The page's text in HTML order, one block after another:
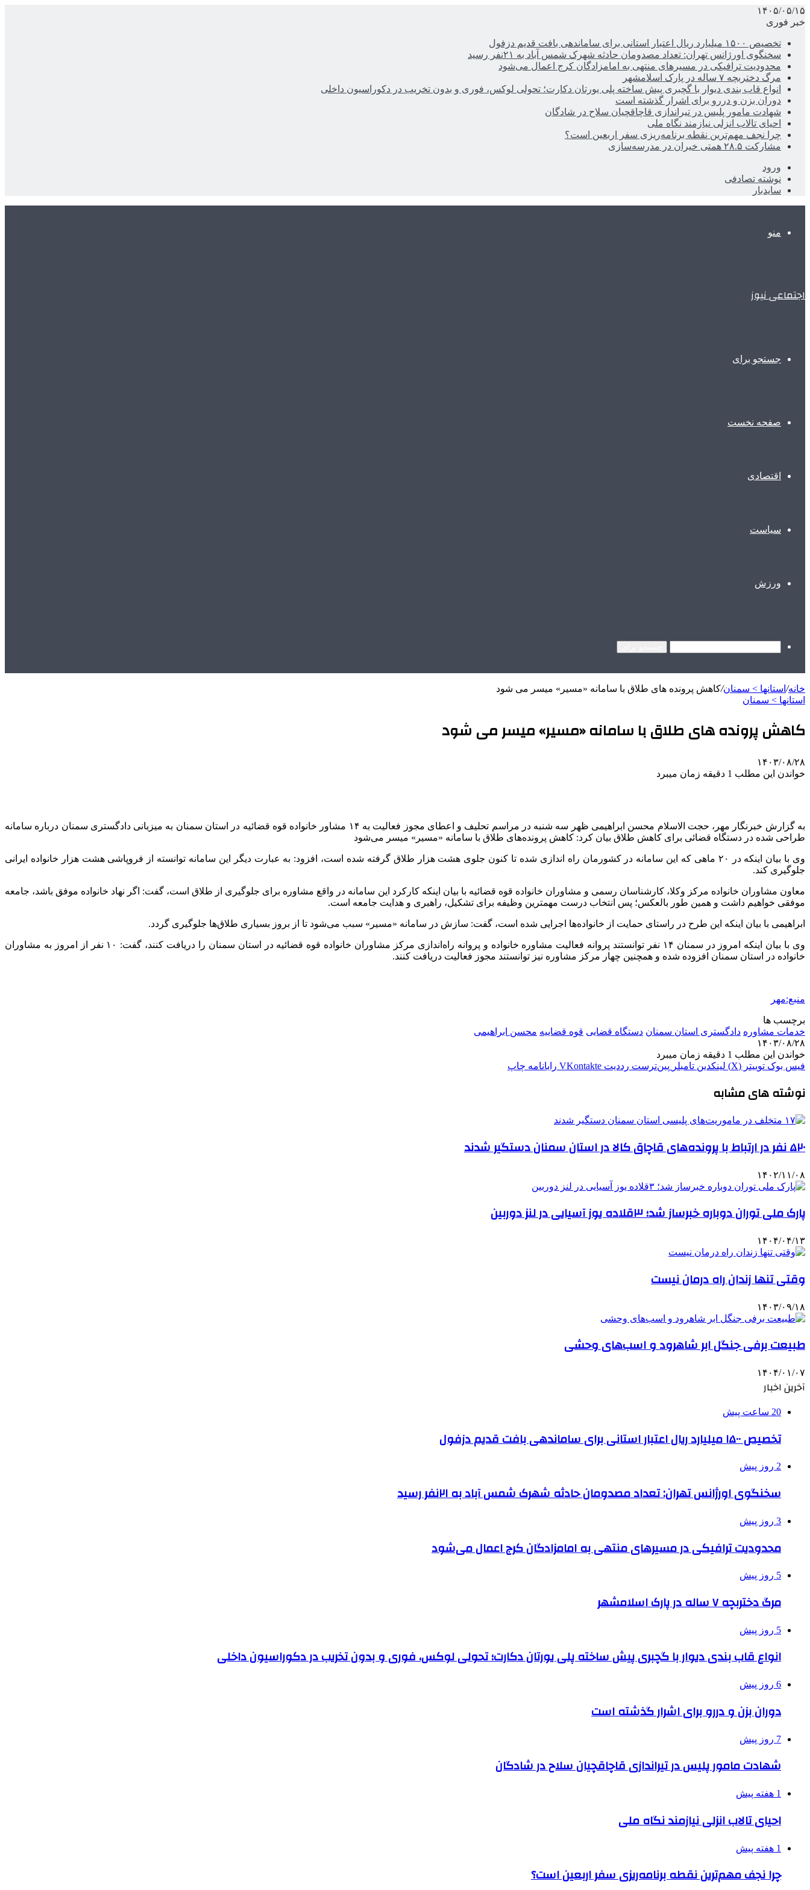
۱۴۰۵/۰۵/۱۵
خبر فوری
تخصیص ۱۵۰۰ میلیارد ریال اعتبار استانی برای ساماندهی بافت قدیم دزفول
سخنگوی اورژانس تهران: تعداد مصدومان حادثه شهرک شمس آباد به ۲۱نفر رسید
محدودیت ترافیکی در مسیرهای منتهی به امامزادگان کرج اعمال می‌شود
مرگ دختربچه ۷ ساله در پارک اسلامشهر
انواع قاب بندی دیوار با گچبری پیش ساخته پلی یورتان دکارت؛ تحولی لوکس، فوری و بدون تخریب در دکوراسیون داخلی
دوران بزن و دررو برای اشرار گذشته است
شهادت مامور پلیس در تیراندازی قاچاقچیان سلاح در شادگان
احیای تالاب انزلی نیازمند نگاه ملی
چرا نجف مهم‌ترین نقطه برنامه‌ریزی سفر اربعین است؟
مشارکت ۲۸.۵ همتی خیران در مدرسه‌سازی
ورود
نوشته تصادفی
سایدبار
منو
اجتماعی نیوز
جستجو برای
صفحه نخست
اقتصادی
سیاست
ورزش
خانه/ استانها > سمنان/کاهش پرونده های طلاق با سامانه «مسیر» میسر می شود
استانها > سمنان
کاهش پرونده های طلاق با سامانه «مسیر» میسر می شود
۱۴۰۳/۰۸/۲۸
خواندن این مطلب 1 دقیقه زمان میبرد
به گزارش خبرنگار مهر، حجت الاسلام محسن ابراهیمی ظهر سه شنبه در مراسم تحلیف و اعطای مجوز فعالیت به ۱۴ مشاور خانواده قوه قضائیه در استان سمنان به میزبانی دادگستری سمنان درباره سامانه
طراحی شده در دستگاه قضائی برای کاهش طلاق بیان کرد: کاهش پرونده‌های طلاق با سامانه «مسیر» میسر می‌شود
وی با بیان اینکه در ۲۰ ماهی که این سامانه در کشورمان راه اندازی شده تا کنون جلوی هشت هزار طلاق گرفته شده است، افزود: به عبارت دیگر این سامانه توانسته از فروپاشی هشت هزار خانواده ایرانی
جلوگیری کند.
معاون مشاوران خانواده مرکز وکلا، کارشناسان رسمی و مشاوران خانواده قوه قضائیه با بیان اینکه کارکرد این سامانه در واقع مشاوره برای جلوگیری از طلاق است، گفت: اگر نهاد خانواده موفق باشد، جامعه
موفقی خواهیم داشت و همین طور بالعکس؛ پس انتخاب درست مهمترین وظیفه برای تشکیل، راهبری و هدایت جامعه است.
ابراهیمی با بیان اینکه این طرح در راستای حمایت از خانواده‌ها اجرایی شده است، گفت: سازش در سامانه «مسیر» سبب می‌شود تا از بروز بسیاری طلاق‌ها جلوگیری گردد.
وی با بیان اینکه امروز در سمنان ۱۴ نفر توانستند پروانه فعالیت مشاوره خانواده و پروانه راه‌اندازی مرکز مشاوران خانواده قوه قضائیه در استان سمنان را دریافت کنند، گفت: ۱۰ نفر از امروز به مشاوران
خانواده در استان سمنان افزوده شده و همچنین چهار مرکز مشاوره نیز توانستند مجوز فعالیت دریافت کنند.
منبع:مهر
برچسب ها
خدمات مشاوره دادگستری استان سمنان دستگاه قضایی قوه قضاییه محسن ابراهیمی
۱۴۰۳/۰۸/۲۸
خواندن این مطلب 1 دقیقه زمان میبرد
فیس بوک توییتر (X) لینکدین ‫تامبلر ‫پین‌ترست ‫رددیت ‫VKontakte رایانامه چاپ
نوشته های مشابه
۵۲۰ نفر در ارتباط با پرونده‌های قاچاق کالا در استان سمنان دستگیر شدند
۱۴۰۲/۱۱/۰۸
پارک ملی توران دوباره خبرساز شد؛ ۳قلاده یوز آسیایی در لنز دوربین
۱۴۰۴/۰۴/۱۳
وقتی تنها زندان راه درمان نیست
۱۴۰۳/۰۹/۱۸
طبیعت برفی جنگل ابر شاهرود و اسب‌های وحشی
۱۴۰۴/۰۱/۰۷
آخرین اخبار
20 ساعت پیش
تخصیص ۱۵۰۰ میلیارد ریال اعتبار استانی برای ساماندهی بافت قدیم دزفول
2 روز پیش
سخنگوی اورژانس تهران: تعداد مصدومان حادثه شهرک شمس آباد به ۲۱نفر رسید
3 روز پیش
محدودیت ترافیکی در مسیرهای منتهی به امامزادگان کرج اعمال می‌شود
5 روز پیش
مرگ دختربچه ۷ ساله در پارک اسلامشهر
5 روز پیش
انواع قاب بندی دیوار با گچبری پیش ساخته پلی یورتان دکارت؛ تحولی لوکس، فوری و بدون تخریب در دکوراسیون داخلی
6 روز پیش
دوران بزن و دررو برای اشرار گذشته است
7 روز پیش
شهادت مامور پلیس در تیراندازی قاچاقچیان سلاح در شادگان
1 هفته پیش
احیای تالاب انزلی نیازمند نگاه ملی
1 هفته پیش
چرا نجف مهم‌ترین نقطه برنامه‌ریزی سفر اربعین است؟